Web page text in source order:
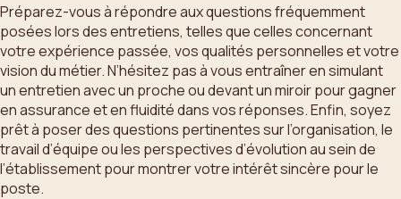
Préparez-vous à répondre aux questions fréquemment
posées lors des entretiens, telles que celles concernant
votre expérience passée, vos qualités personnelles et votre
vision du métier. N’hésitez pas à vous entraîner en simulant
un entretien avec un proche ou devant un miroir pour gagner
en assurance et en fluidité dans vos réponses. Enfin, soyez
prêt à poser des questions pertinentes sur l’organisation, le
travail d’équipe ou les perspectives d’évolution au sein de
l’établissement pour montrer votre intérêt sincère pour le
poste.